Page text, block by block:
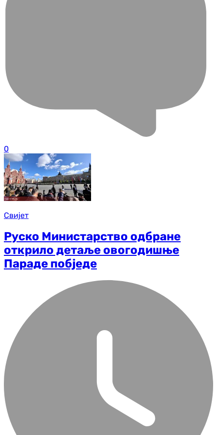
0
Свијет
Руско Министарство одбране
открило детаље овогодишње
Параде побједе